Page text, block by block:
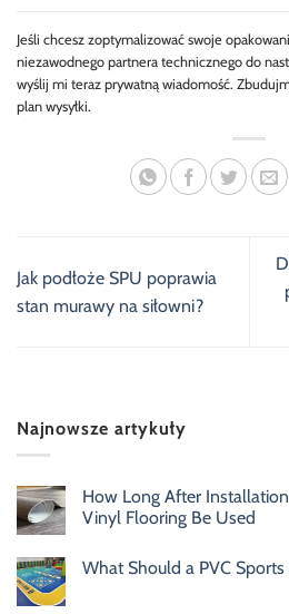
Jeśli chcesz zoptymalizować swoje
niezawodnego partnera technicznego do
wyślij mi teraz prywatną wiadomość.
plan wysyłki.
Jak podłoże SPU poprawia
stan murawy na siłowni?
Najnowsze artykuły
How Long After
Vinyl Flooring Be Used
What Should a PVC